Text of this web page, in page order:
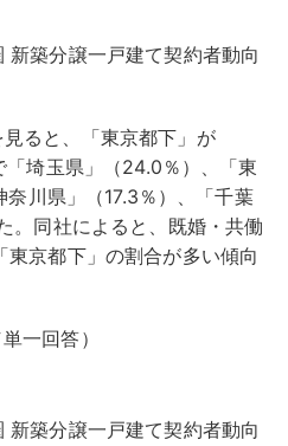
新築分譲一戸建て契約者動向
ると、「東京都下」が
埼玉県」（24.0％）、「東
川県」（17.3％）、「千葉
。同社によると、既婚・共働
京都下」の割合が多い傾向
一回答）
新築分譲一戸建て契約者動向